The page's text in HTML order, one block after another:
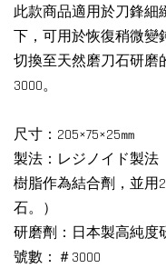
此款商品適用於刀鋒細
下，可用於恢復稍微變
切換至天然磨刀石研磨
3000。
尺寸：205×75×25㎜
製法：レジノイド製法
樹脂作為結合劑，並
石。）
研磨劑：日本製高純度
號數：＃3000